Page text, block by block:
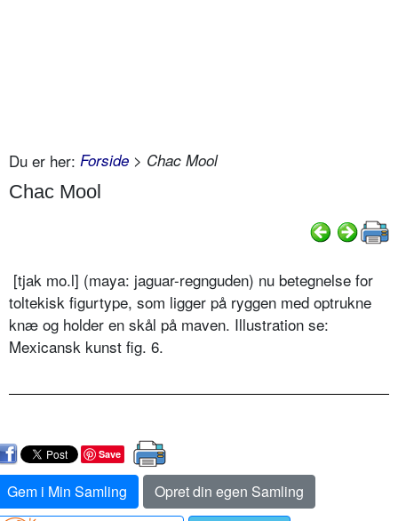
Du er her: Forside > Chac Mool
Chac Mool
[tjak mo.l] (maya: jaguar-regnguden) nu betegnelse for
toltekisk figurtype, som ligger på ryggen med optrukne
knæ og holder en skål på maven. Illustration se:
Mexicansk kunst fig. 6.
Save
Gem i Min Samling
Opret din egen Samling